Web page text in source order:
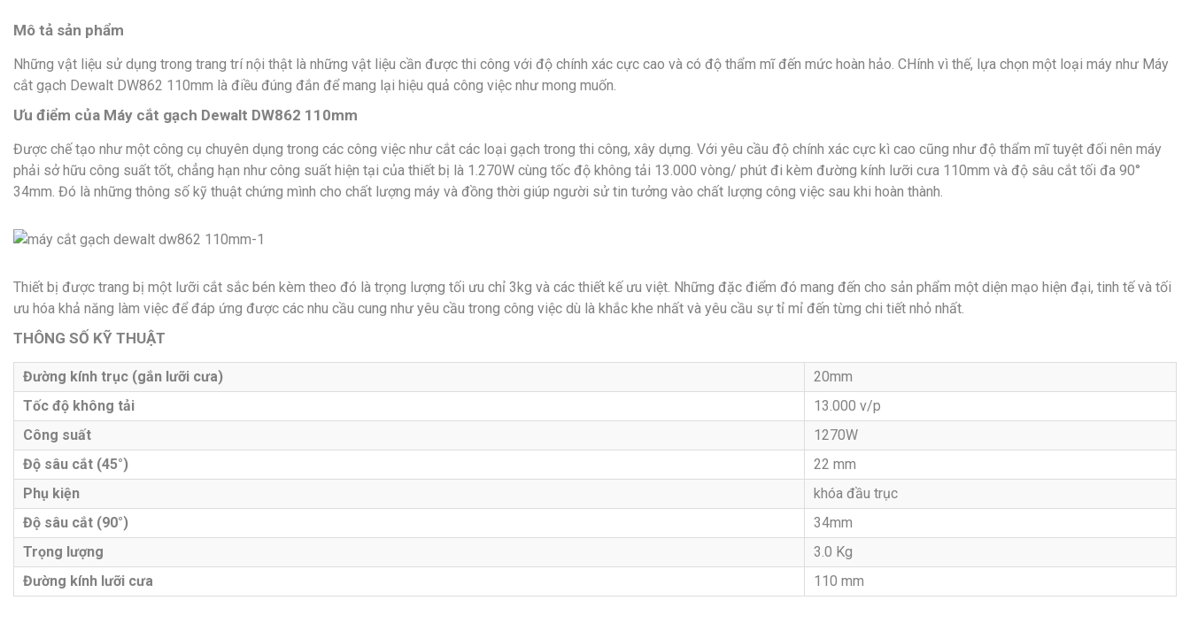
Mô tả sản phẩm
Những vật liệu sử dụng trong trang trí nội thật là những vật liệu cần được thi công với độ chính xác cực cao và có độ thẩm mĩ đến mức hoàn hảo. CHính vì thế, lựa chọn một loại máy như Máy
cắt gạch Dewalt DW862 110mm là điều đúng đắn để mang lại hiệu quả công việc như mong muốn.
Ưu điểm của Máy cắt gạch Dewalt DW862 110mm
Được chế tạo như một công cụ chuyên dụng trong các công việc như cắt các loại gạch trong thi công, xây dựng. Với yêu cầu độ chính xác cực kì cao cũng như độ thẩm mĩ tuyệt đối nên máy
phải sở hữu công suất tốt, chẳng hạn như công suất hiện tại của thiết bị là 1.270W cùng tốc độ không tải 13.000 vòng/ phút đi kèm đường kính lưỡi cưa 110mm và độ sâu cắt tối đa 90°
34mm. Đó là những thông số kỹ thuật chứng mình cho chất lượng máy và đồng thời giúp người sử tin tưởng vào chất lượng công việc sau khi hoàn thành.
Thiết bị được trang bị một lưỡi cắt sắc bén kèm theo đó là trọng lượng tối ưu chỉ 3kg và các thiết kế ưu việt. Những đặc điểm đó mang đến cho sản phẩm một diện mạo hiện đại, tinh tế và tối
ưu hóa khả năng làm việc để đáp ứng được các nhu cầu cung như yêu cầu trong công việc dù là khắc khe nhất và yêu cầu sự tỉ mỉ đến từng chi tiết nhỏ nhất.
THÔNG SỐ KỸ THUẬT
Đường kính trục (gắn lưỡi cưa)
20mm
Tốc độ không tải
13.000 v/p
Công suất
1270W
Độ sâu cắt (45°)
22 mm
Phụ kiện
khóa đầu trục
Độ sâu cắt (90°)
34mm
Trọng lượng
3.0 Kg
Đường kính lưỡi cưa
110 mm